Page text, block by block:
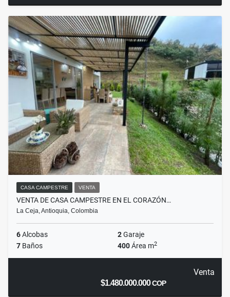
CASA CAMPESTRE VENTA
VENTA DE CASA CAMPESTRE EN EL CORAZÓN…
La Ceja, Antioquia, Colombia
6Alcobas 2Garaje
7 Baños 400Área m2
Venta
$1.480.000.000COP